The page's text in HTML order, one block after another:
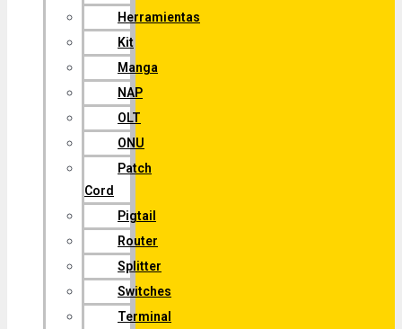
Herramientas
Kit
Manga
NAP
OLT
ONU
Patch
Cord
Pigtail
Router
Splitter
Switches
Terminal